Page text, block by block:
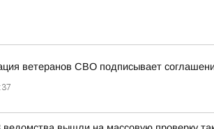
ветеранов СВО подписывает